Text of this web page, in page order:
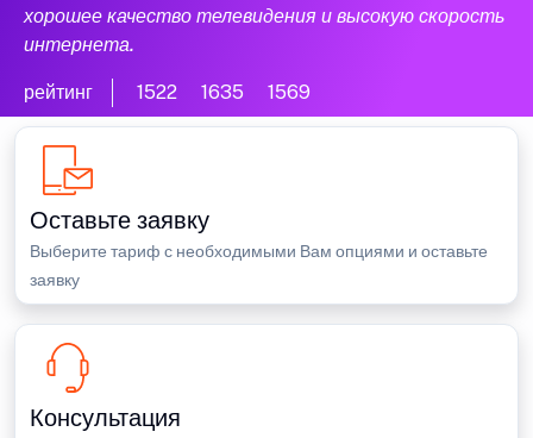
хорошее качество телевидения и высокую скорость
интернета.
рейтинг 1522 1635 1569
Оставьте заявку
Выберите тариф с необходимыми Вам опциями и оставьте
заявку
Консультация